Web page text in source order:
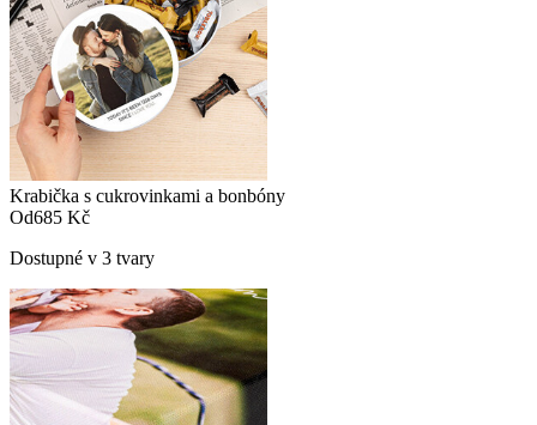
Krabička s cukrovinkami a bonbóny
Od685 Kč
Dostupné v 3 tvary